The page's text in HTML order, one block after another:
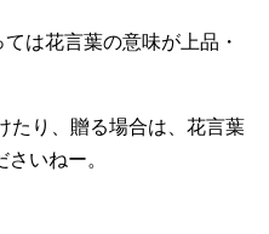
は花言葉の意味が上品・
たり、贈る場合は、花言葉
いねー。